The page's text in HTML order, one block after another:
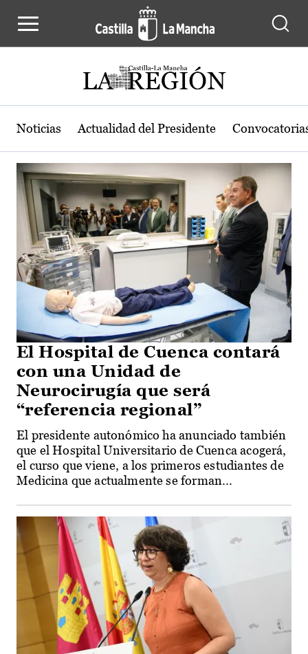
Actualidad de la región de Castilla-
Noticias Actualidad del Presidente
El Hospital de Cuenca contará
con una Unidad de
Neurocirugía que será
“referencia regional”
El presidente autonómico ha anunciado también
que el Hospital Universitario de Cuenca acogerá,
el curso que viene, a los primeros estudiantes de
Medicina que actualmente se forman...